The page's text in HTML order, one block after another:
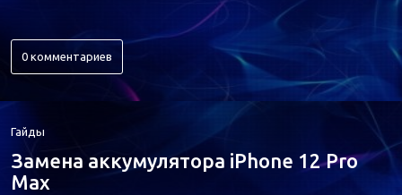
0 комментариев
Гайды
Замена аккумулятора iPhone 12 Pro
Max